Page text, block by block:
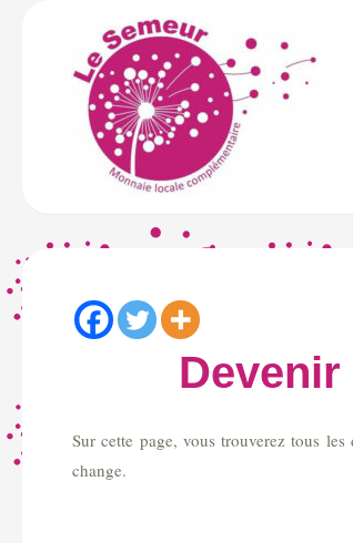
Sur cette page, vous trouverez tous
change.